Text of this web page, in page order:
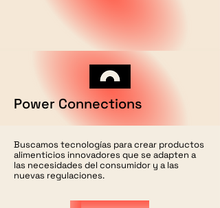
Power Connections
Buscamos tecnologías para crear productos
alimenticios innovadores que se adapten a
las necesidades del consumidor y a las
nuevas regulaciones.